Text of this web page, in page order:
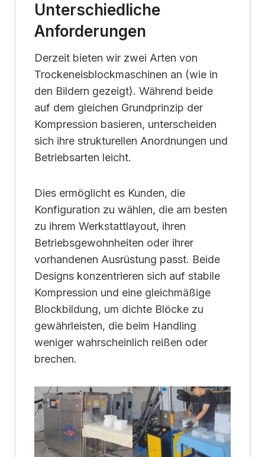
Unterschiedliche
Anforderungen
Derzeit bieten wir zwei Arten von
Trockeneisblockmaschinen an (wie in
den Bildern gezeigt). Während beide
auf dem gleichen Grundprinzip der
Kompression basieren, unterscheiden
sich ihre strukturellen Anordnungen und
Betriebsarten leicht.
Dies ermöglicht es Kunden, die
Konfiguration zu wählen, die am besten
zu ihrem Werkstattlayout, ihren
Betriebsgewohnheiten oder ihrer
vorhandenen Ausrüstung passt. Beide
Designs konzentrieren sich auf stabile
Kompression und eine gleichmäßige
Blockbildung, um dichte Blöcke zu
gewährleisten, die beim Handling
weniger wahrscheinlich reißen oder
brechen.